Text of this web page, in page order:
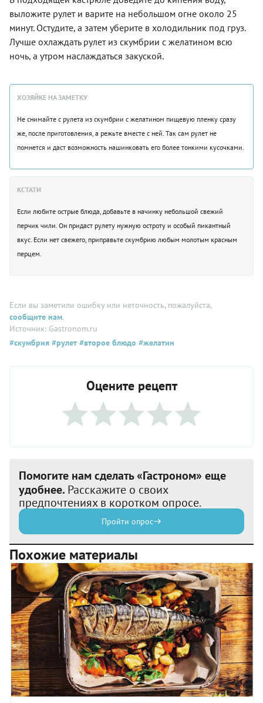
выложите рулет и варите на небольшом огне около 25
минут. Остудите, а затем уберите в холодильник под груз.
Лучше охлаждать рулет из скумбрии с желатином всю
ночь, а утром наслаждаться закуской.
ХОЗЯЙКЕ НА ЗАМЕТКУ
Не снимайте с рулета из скумбрии с желатином пищевую пленку сразу
же, после приготовления, а режьте вместе с ней. Так сам рулет не
помнется и даст возможность нашинковать его более тонкими кусочками.
КСТАТИ
Если любите острые блюда, добавьте в начинку небольшой свежий
перчик чили. Он придаст рулету нужную остроту и особый пикантный
вкус. Если нет свежего, приправьте скумбрию любым молотым красным
перцем.
Если вы заметили ошибку или неточность, пожалуйста,
сообщите нам.
Источник: Gastronom.ru
#скумбрия #рулет #второе блюдо #желатин
Оцените рецепт
Помогите нам сделать «Гастроном» еще
удобнее. Расскажите о своих
предпочтениях в коротком опросе.
Пройти опрос
Похожие материалы